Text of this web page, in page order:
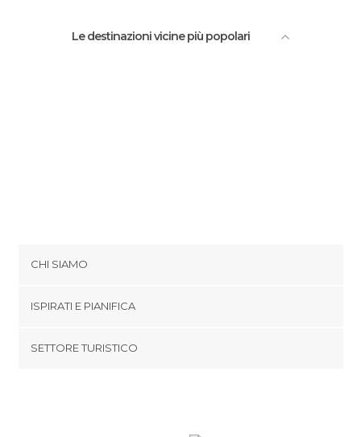
Le destinazioni vicine più popolari
CHI SIAMO
Termini e Condizioni
ISPIRATI E PIANIFICA
SETTORE TURISTICO